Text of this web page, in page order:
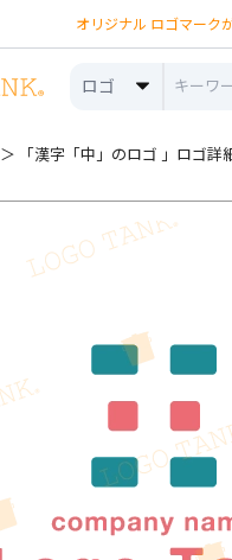
オリジナル ロゴマーク
ロゴ
＞ 「漢字「中」のロゴ 」ロゴ詳